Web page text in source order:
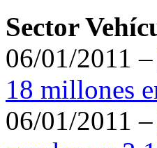
Sector
06/01/2011 –
18 millones
06/01/2011 –